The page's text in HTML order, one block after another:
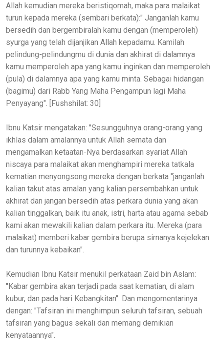
Allah kemudian mereka beristiqomah, maka para malaikat
turun kepada mereka (sembari berkata):" Janganlah kamu
bersedih dan bergembiralah kamu dengan (memperoleh)
syurga yang telah dijanjikan Allah kepadamu. Kamilah
pelindung-pelindungmu di dunia dan akhirat di dalamnya
kamu memperoleh apa yang kamu inginkan dan memperoleh
(pula) di dalamnya apa yang kamu minta. Sebagai hidangan
(bagimu) dari Rabb Yang Maha Pengampun lagi Maha
Penyayang". [Fushshilat: 30]
Ibnu Katsir mengatakan: "Sesungguhnya orang-orang yang
ikhlas dalam amalannya untuk Allah semata dan
mengamalkan ketaatan-Nya berdasarkan syariat Allah
niscaya para malaikat akan menghampiri mereka tatkala
kematian menyongsong mereka dengan berkata "janganlah
kalian takut atas amalan yang kalian persembahkan untuk
akhirat dan jangan bersedih atas perkara dunia yang akan
kalian tinggalkan, baik itu anak, istri, harta atau agama sebab
kami akan mewakili kalian dalam perkara itu. Mereka (para
malaikat) memberi kabar gembira berupa sirnanya kejelekan
dan turunnya kebaikan".
Kemudian Ibnu Katsir menukil perkataan Zaid bin Aslam:
"Kabar gembira akan terjadi pada saat kematian, di alam
kubur, dan pada hari Kebangkitan". Dan mengomentarinya
dengan: "Tafsiran ini menghimpun seluruh tafsiran, sebuah
tafsiran yang bagus sekali dan memang demikian
kenyataannya".